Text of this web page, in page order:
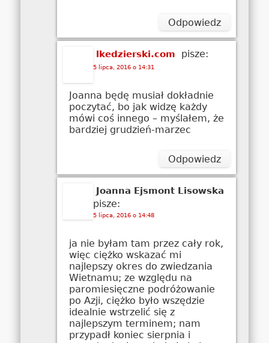
Odpowiedz
lkedzierski.com pisze:
5 lipca, 2016 o 14:31
Joanna będę musiał dokładnie
poczytać, bo jak widzę każdy
mówi coś innego – myślałem, że
bardziej grudzień-marzec
Odpowiedz
Joanna Ejsmont Lisowska
pisze:
5 lipca, 2016 o 14:48
ja nie byłam tam przez cały rok,
więc ciężko wskazać mi
najlepszy okres do zwiedzania
Wietnamu; ze względu na
paromiesięczne podróżowanie
po Azji, ciężko było wszędzie
idealnie wstrzelić się z
najlepszym terminem; nam
przypadł koniec sierpnia i